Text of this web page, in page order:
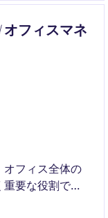
フィスマネ
オフィス全体の
重要な役割で